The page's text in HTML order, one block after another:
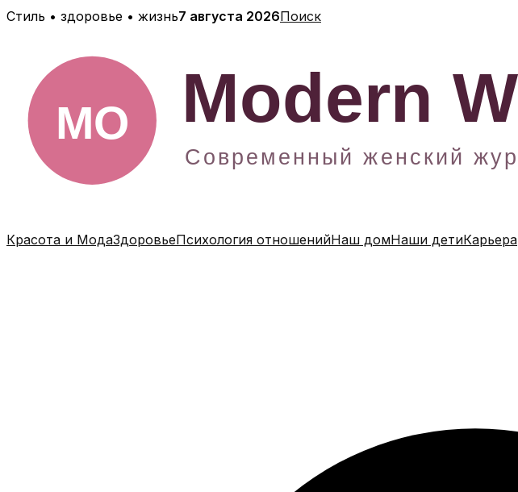
Перейти
содержимому
Стиль • здоровье • жизнь7 августа 2026Поиск
Красота и МодаЗдоровьеПсихология отношенийНаш домНаши детиКарьера